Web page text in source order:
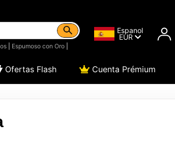
| Espumoso con Oro|
Espanol
EUR
Ofertas Flash Cuenta Prémium